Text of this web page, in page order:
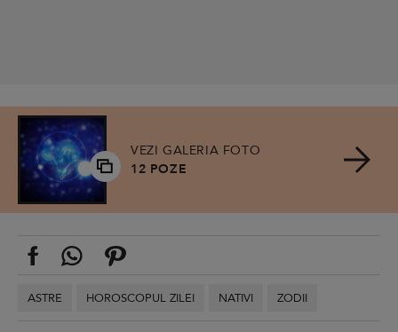
VEZI GALERIA FOTO
12 POZE
ASTRE HOROSCOPUL ZILEI NATIVI ZODII